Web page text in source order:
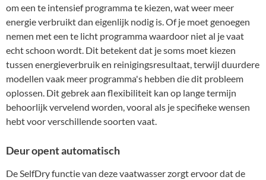
om een te intensief programma te kiezen, wat weer meer
energie verbruikt dan eigenlijk nodig is. Of je moet genoegen
nemen met een te licht programma waardoor niet al je vaat
echt schoon wordt. Dit betekent dat je soms moet kiezen
tussen energieverbruik en reinigingsresultaat, terwijl duurdere
modellen vaak meer programma's hebben die dit probleem
oplossen. Dit gebrek aan flexibiliteit kan op lange termijn
behoorlijk vervelend worden, vooral als je specifieke wensen
hebt voor verschillende soorten vaat.
Deur opent automatisch
De SelfDry functie van deze vaatwasser zorgt ervoor dat de